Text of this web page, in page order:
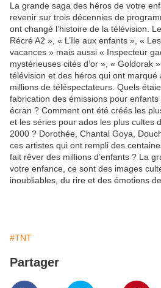
La grande saga des héros de votre
revenir sur trois décennies de
ont changé l’histoire de la télévision.
Récré A2 », « L’île aux enfants », «
vacances » mais aussi « Inspecteur
mystérieuses cités d’or », « Goldorak
télévision et des héros qui ont marqué
millions de téléspectateurs. Quels
fabrication des émissions pour
écran ? Comment ont été créés les
et les séries pour ados les plus cultes
2000 ? Dorothée, Chantal Goya,
ces artistes qui ont rempli des
fait rêver des millions d’enfants ? La
votre enfance, ce sont des images
inoubliables, du rire et des émotions
#TNT
Partager